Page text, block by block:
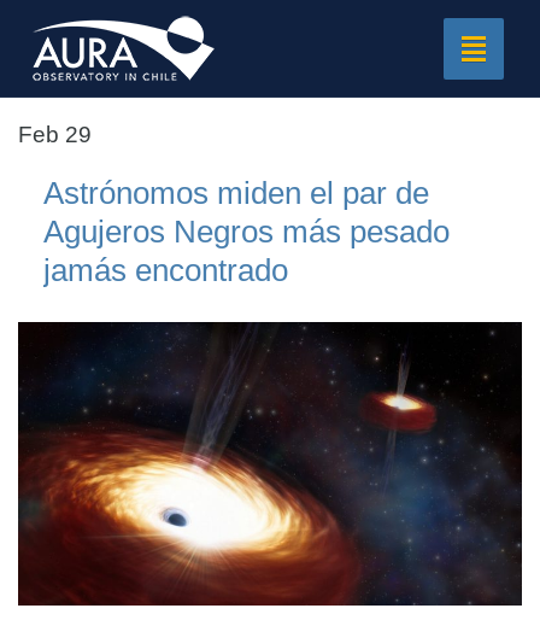
Toggle
Feb 29
Astrónomos miden el par de
Agujeros Negros más pesado
jamás encontrado